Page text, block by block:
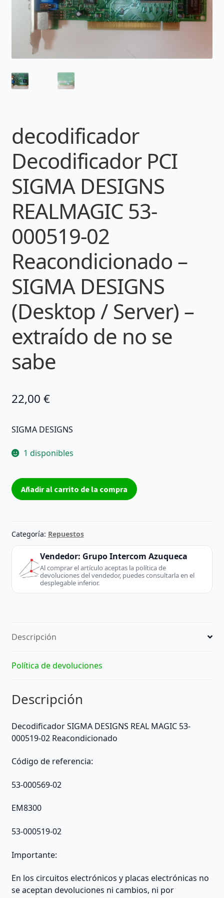
decodificador
Decodificador PCI
SIGMA DESIGNS
REALMAGIC 53-
000519-02
Reacondicionado –
SIGMA DESIGNS
(Desktop / Server) –
extraído de no se
sabe
22,00 €
SIGMA DESIGNS
1 disponibles
decodificador
Decodificador
DESIGNS
REALMAGIC
000519-
Reacondicionado
(Desktop
Server)
de
se
sabe
Añadir al carrito de la compra
Categoría: Repuestos
Vendedor: Grupo Intercom Azuqueca
Al comprar el artículo aceptas la política de
devoluciones del vendedor, puedes consultarla en el
desplegable inferior.
Descripción
Política de devoluciones
Descripción
Decodificador SIGMA DESIGNS REAL MAGIC 53-
000519-02 Reacondicionado
Código de referencia:
53-000569-02
EM8300
53-000519-02
Importante:
En los circuitos electrónicos y placas electrónicas no
se aceptan devoluciones ni cambios, ni por